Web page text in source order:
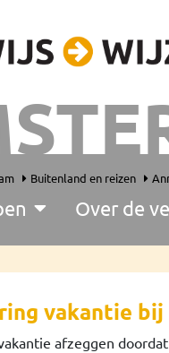
Buitenland en reizen
Over de
vakantie
afzeggen